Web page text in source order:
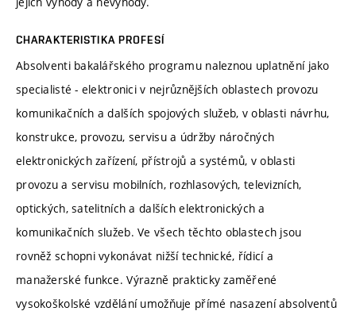
CHARAKTERISTIKA PROFESÍ
Absolventi bakalářského programu naleznou uplatnění jako
specialisté - elektronici v nejrůznějších oblastech provozu
komunikačních a dalších spojových služeb, v oblasti návrhu,
konstrukce, provozu, servisu a údržby náročných
elektronických zařízení, přístrojů a systémů, v oblasti
provozu a servisu mobilních, rozhlasových, televizních,
optických, satelitních a dalších elektronických a
komunikačních služeb. Ve všech těchto oblastech jsou
rovněž schopni vykonávat nižší technické, řídicí a
manažerské funkce. Výrazně prakticky zaměřené
vysokoškolské vzdělání umožňuje přímé nasazení absolventů